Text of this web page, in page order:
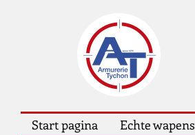
Start pagina Echte wapens